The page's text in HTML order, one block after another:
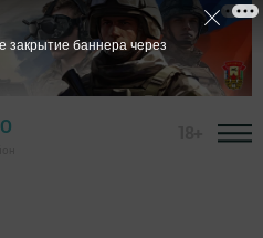
закрытие баннера через